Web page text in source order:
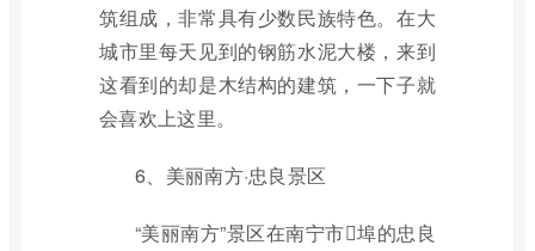
筑组成，非常具有少数民族特色。在大
城市里每天见到的钢筋水泥大楼，来到
这看到的却是木结构的建筑，一下子就
会喜欢上这里。
6、美丽南方·忠良景区
“美丽南方”景区在南宁市埠的忠良